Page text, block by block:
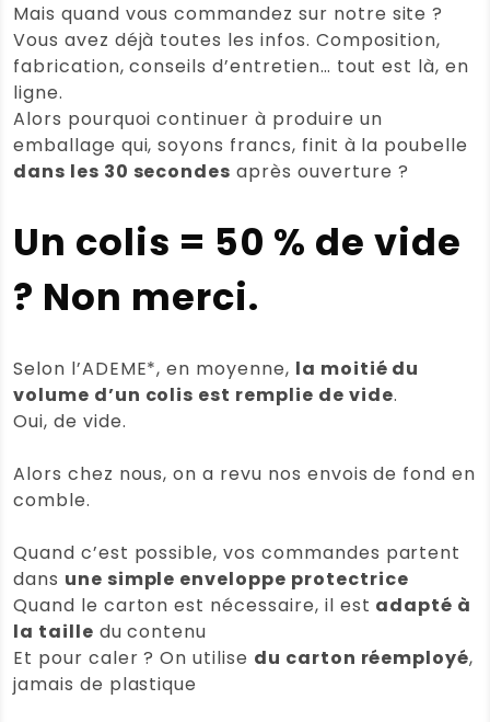
Mais quand vous commandez sur notre site ?
Vous avez déjà toutes les infos. Composition,
fabrication, conseils d’entretien… tout est là, en
ligne.
Alors pourquoi continuer à produire un
emballage qui, soyons francs, finit à la poubelle
dans les 30 secondes après ouverture ?
Un colis = 50 % de vide
? Non merci.
Selon l’ADEME*, en moyenne, la moitié du
volume d’un colis est remplie de vide.
Oui, de vide.
Alors chez nous, on a revu nos envois de fond en
comble.
Quand c’est possible, vos commandes partent
dans une simple enveloppe protectrice
Quand le carton est nécessaire, il est adapté à
la taille du contenu
Et pour caler ? On utilise du carton réemployé,
jamais de plastique